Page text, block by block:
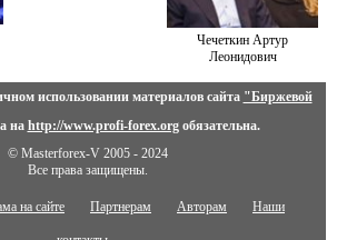
Чечеткин Артур
Леонидович
использовании материалов сайта "Биржевой
на http://www.profi-forex.orgобязательна.
© Masterforex-V 2005 - 2024
Все права защищены.
на сайте Партнерам Авторам Наши